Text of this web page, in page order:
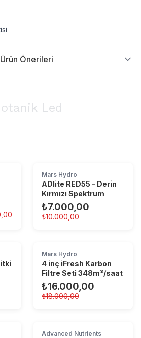
Ürün Önerileri
Led
Mars Hydro
ADlite RED55 - Derin
Kırmızı Spektrum
₺7.000,00
₺10.000,00
Mars Hydro
4 inç iFresh Karbon
Filtre Seti 348m³/saat
₺16.000,00
₺18.000,00
Advanced Nutrients